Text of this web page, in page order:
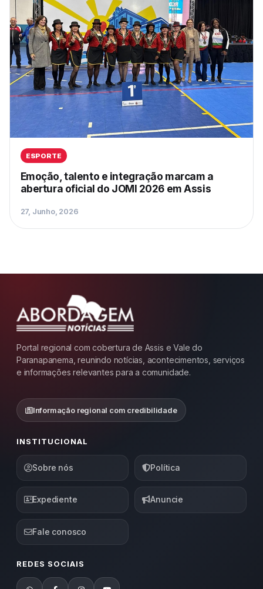
ESPORTE
Emoção, talento e integração marcam a
abertura oficial do JOMI 2026 em Assis
27, Junho, 2026
Portal regional com cobertura de Assis e Vale do
Paranapanema, reunindo notícias, acontecimentos, serviços
e informações relevantes para a comunidade.
Informação regional com credibilidade
INSTITUCIONAL
Sobre nós Política
Expediente Anuncie
Fale conosco
REDES SOCIAIS